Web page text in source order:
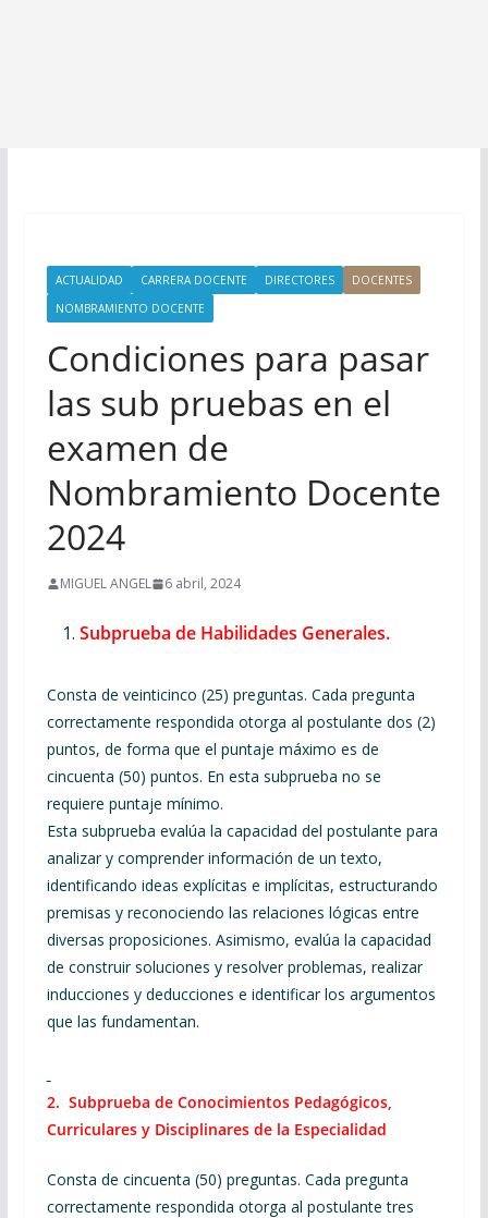
ACTUALIDAD CARRERA DOCENTE DIRECTORES
DOCENTES
NOMBRAMIENTO DOCENTE
Condiciones para pasar
las sub pruebas en el
examen de
Nombramiento Docente
2024
MIGUEL ANGEL 6 abril, 2024
Subprueba de Habilidades Generales.
Consta de veinticinco (25) preguntas. Cada pregunta
correctamente respondida otorga al postulante dos (2)
puntos, de forma que el puntaje máximo es de
cincuenta (50) puntos. En esta subprueba no se
requiere puntaje mínimo.
Esta subprueba evalúa la capacidad del postulante para
analizar y comprender información de un texto,
identificando ideas explícitas e implícitas, estructurando
premisas y reconociendo las relaciones lógicas entre
diversas proposiciones. Asimismo, evalúa la capacidad
de construir soluciones y resolver problemas, realizar
inducciones y deducciones e identificar los argumentos
que las fundamentan.
2. Subprueba de Conocimientos Pedagógicos,
Curriculares y Disciplinares de la Especialidad
Consta de cincuenta (50) preguntas. Cada pregunta
correctamente respondida otorga al postulante tres